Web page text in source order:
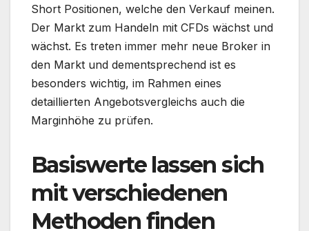
Short Positionen, welche den Verkauf meinen.
Der Markt zum Handeln mit CFDs wächst und
wächst. Es treten immer mehr neue Broker in
den Markt und dementsprechend ist es
besonders wichtig, im Rahmen eines
detaillierten Angebotsvergleichs auch die
Marginhöhe zu prüfen.
Basiswerte lassen sich
mit verschiedenen
Methoden finden